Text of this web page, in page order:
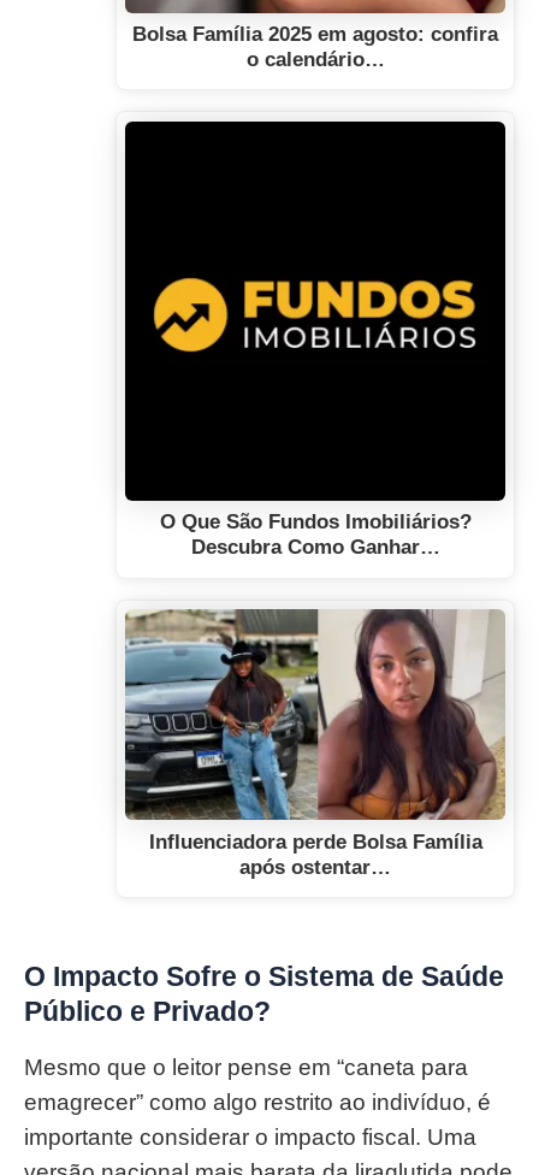
Bolsa Família 2025 em agosto: confira
o calendário…
O Que São Fundos Imobiliários?
Descubra Como Ganhar…
Influenciadora perde Bolsa Família
após ostentar…
O Impacto Sofre o Sistema de Saúde
Público e Privado?
Mesmo que o leitor pense em “caneta para
emagrecer” como algo restrito ao indivíduo, é
importante considerar o impacto fiscal. Uma